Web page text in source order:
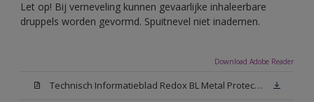
Let op! Bij verneveling kunnen gevaarlijke inhaleerbare
druppels worden gevormd. Spuitnevel niet inademen.
Download Adobe Reader
Technisch Informatieblad Redox BL Metal Protect (PDF)